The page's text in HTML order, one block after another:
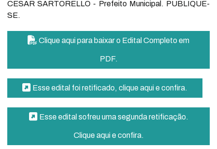
CESAR SARTORELLO - Prefeito Municipal. PUBLIQUE-
SE.
Clique aqui para baixar o Edital Completo em
PDF.
Esse edital foi retificado, clique aqui e confira.
Esse edital sofreu uma segunda retificação.
Clique aqui e confira.